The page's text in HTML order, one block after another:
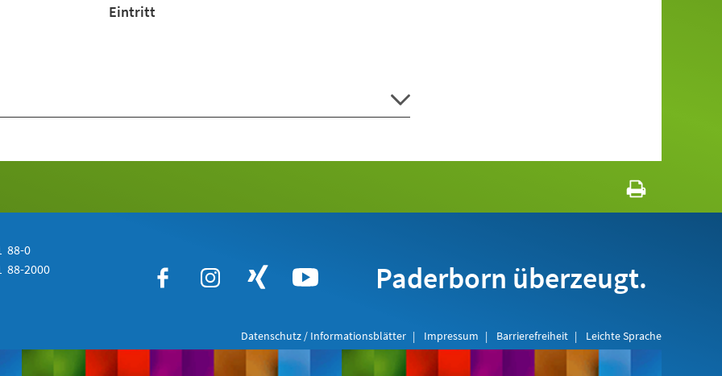
Eintritt
88-0
88-2000 Paderborn überzeugt.
Datenschutz / Informationsblätter Impressum Barrierefreiheit Leichte Sprache